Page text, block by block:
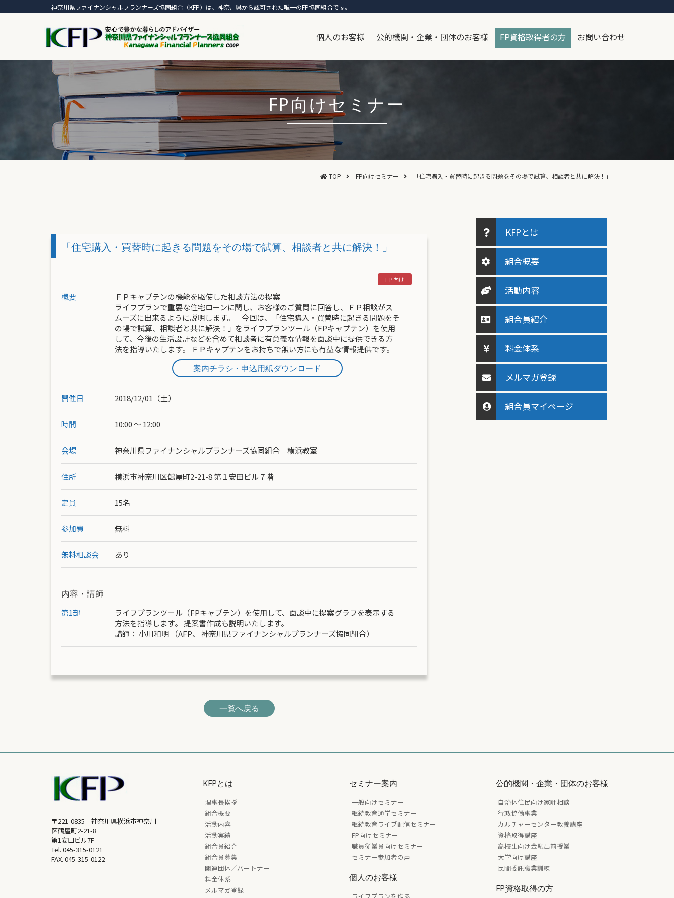
神奈川県ファイナンシャルプランナーズ協同組合（KFP）は、神奈川県から認可された唯一のFP協同組合です。
個人のお客様 公的機関・企業・団体のお客様 FP資格取得者の方 お問い合わせ
FP向けセミナー
TOP FP向けセミナー 「住宅購入・買替時に起きる問題をその場で試算、相談者と共に解決！」
「住宅購入・買替時に起きる問題をその場で試算、相談者と共に解決！」
概要
ＦＰキャプテンの機能を駆使した相談方法の提案
ライフプランで重要な住宅ローンに関し、お客様のご質問に回答し、ＦＰ相談がス
ムーズに出来るように説明します。 今回は、「住宅購入・買替時に起きる問題をそ
の場で試算、相談者と共に解決！」をライフプランツール（FPキャプテン）を使用
して、今後の生活設計などを含めて相談者に有意義な情報を面談中に提供できる方
法を指導いたします。 ＦＰキャプテンをお持ちで無い方にも有益な情報提供です。
案内チラシ・申込用紙ダウンロード
開催日 2018/12/01（土）
時間 10:00 ～ 12:00
会場 神奈川県ファイナンシャルプランナーズ協同組合 横浜教室
住所 横浜市神奈川区鶴屋町2-21-8 第１安田ビル７階
定員 15名
参加費 無料
無料相談会 あり
内容・講師
第1部
ライフプランツール（FPキャプテン）を使用して、面談中に提案グラフを表示する
方法を指導します。 提案書作成も説明いたします。
講師： 小川和明（AFP、 神奈川県ファイナンシャルプランナーズ協同組合）
一覧へ戻る
KFPとは
組合概要
活動内容
組合員紹介
料金体系
メルマガ登録
組合員マイページ
〒221-0835 神奈川県横浜市神奈川
区鶴屋町2-21-8
第1安田ビル7F
Tel. 045-315-0121
FAX. 045-315-0122
KFPとは
理事長挨拶
組合概要
活動内容
活動実績
組合員紹介
組合員募集
関連団体／パートナー
料金体系
メルマガ登録
セミナー案内
一般向けセミナー
継続教育通学セミナー
継続教育ライブ配信セミナー
FP向けセミナー
職員従業員向けセミナー
セミナー参加者の声
個人のお客様
公的機関・企業・団体のお客様
自治体住民向け家計相談
行政協働事業
カルチャーセンター教養講座
資格取得講座
高校生向け金融出前授業
大学向け講座
民間委託職業訓練
FP資格取得の方